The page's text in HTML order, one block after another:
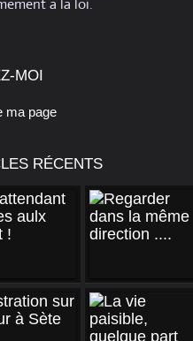
à la loi.
MOI
ma page
RÉCENTS